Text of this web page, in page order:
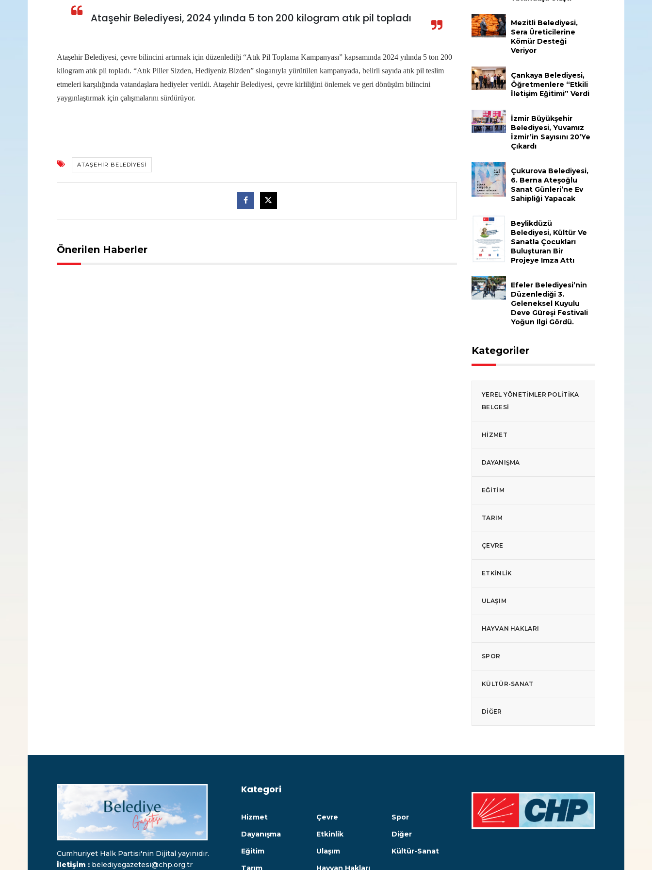
Ataşehir Belediyesi, 2024 yılında 5 ton 200 kilogram atık pil topladı
Ataşehir Belediyesi, çevre bilincini artırmak için düzenlediği “Atık Pil Toplama Kampanyası” kapsamında 2024 yılında 5 ton 200
kilogram atık pil topladı. “Atık Piller Sizden, Hediyeniz Bizden” sloganıyla yürütülen kampanyada, belirli sayıda atık pil teslim
etmeleri karşılığında vatandaşlara hediyeler verildi. Ataşehir Belediyesi, çevre kirliliğini önlemek ve geri dönüşüm bilincini
yaygınlaştırmak için çalışmalarını sürdürüyor.
ATAŞEHIR BELEDIYESI
Önerilen Haberler
Mezitli Belediyesi,
Sera Üreticilerine
Kömür Desteği
Veriyor
Çankaya Belediyesi,
Öğretmenlere “Etkili
İletişim Eğitimi” Verdi
İzmir Büyükşehir
Belediyesi, Yuvamız
İzmir’in Sayısını 20’ye
Çıkardı
Çukurova Belediyesi,
6. Berna Ateşoğlu
Sanat Günleri’ne Ev
Sahipliği Yapacak
Beylikdüzü
Belediyesi, Kültür Ve
Sanatla Çocukları
Buluşturan Bir
Projeye Imza Attı
Efeler Belediyesi’nin
Düzenlediği 3.
Geleneksel Kuyulu
Deve Güreşi Festivali
Yoğun Ilgi Gördü.
Kategoriler
YEREL YÖNETIMLER POLITIKA
BELGESI
HIZMET
DAYANIŞMA
EĞITIM
TARIM
ÇEVRE
ETKINLIK
ULAŞIM
HAYVAN HAKLARI
SPOR
KÜLTÜR-SANAT
DIĞER
Cumhuriyet Halk Partisi'nin Dijital yayınıdır.
İletişim : belediyegazetesi@chp.org.tr
Kategori
Hizmet
Dayanışma
Eğitim
Tarım
Çevre
Etkinlik
Ulaşım
Hayvan Hakları
Spor
Diğer
Kültür-Sanat